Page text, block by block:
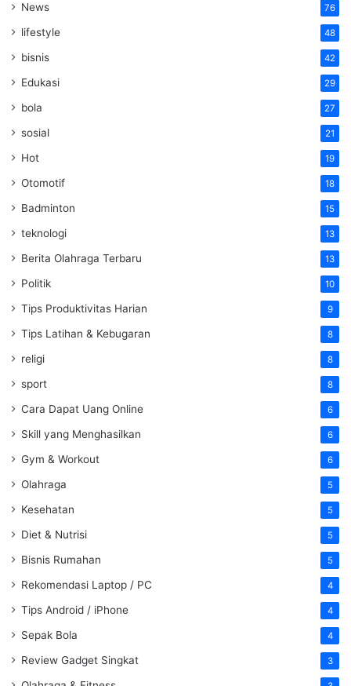
News 76
lifestyle 48
bisnis 42
Edukasi 29
bola 27
sosial 21
Hot 19
Otomotif 18
Badminton 15
teknologi 13
Berita Olahraga Terbaru 13
Politik 10
Tips Produktivitas Harian 9
Tips Latihan & Kebugaran 8
religi 8
sport 8
Cara Dapat Uang Online 6
Skill yang Menghasilkan 6
Gym & Workout 6
Olahraga 5
Kesehatan 5
Diet & Nutrisi 5
Bisnis Rumahan 5
Rekomendasi Laptop / PC 4
Tips Android / iPhone 4
Sepak Bola 4
Review Gadget Singkat 3